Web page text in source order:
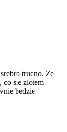
trudno. Ze
co sie zlotem
bedzie